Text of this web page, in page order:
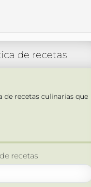
de recetas
de recetas culinarias que
recetas